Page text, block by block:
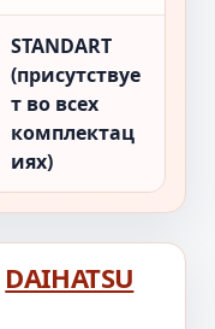
STANDART
(присутствуе
т во всех
комплектац
иях)
DAIHATSU